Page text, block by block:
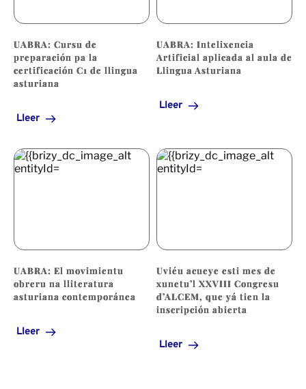
UABRA: Cursu de
preparación pa la
certificación C1 de llingua
asturiana
Lleer
UABRA: Intelixencia
Artificial aplicada al aula de
Llingua Asturiana
Lleer
UABRA: El movimientu
obreru na lliteratura
asturiana contemporánea
Lleer
Uviéu acueye esti mes de
xunetu’l XXVIII Congresu
d’ALCEM, que yá tien la
inscripción abierta
Lleer